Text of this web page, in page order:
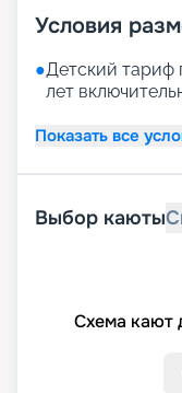
Условия
●Детский тариф
лет
Показать все
Выбор каюты
Схема кают